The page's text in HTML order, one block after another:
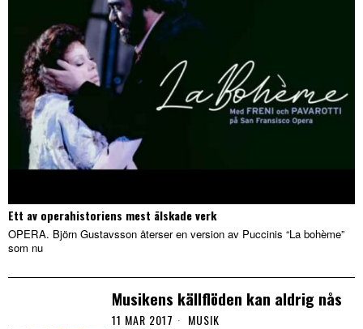
Ett av operahistoriens mest älskade verk
OPERA. Björn Gustavsson återser en version av Puccinis “La bohème”
som nu
Musikens källflöden kan aldrig nås
11 MAR 2017 MUSIK